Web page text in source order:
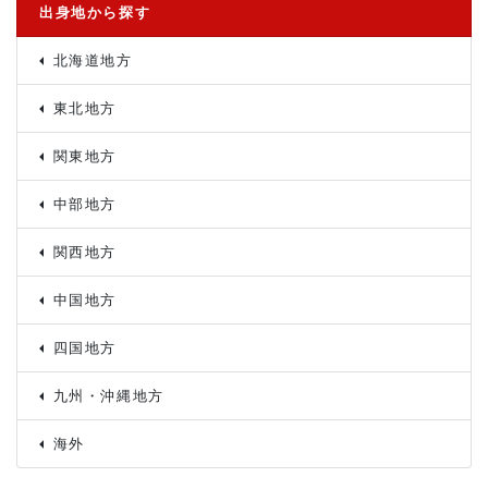
出身地から探す
北海道地方
東北地方
関東地方
中部地方
関西地方
中国地方
四国地方
九州・沖縄地方
海外